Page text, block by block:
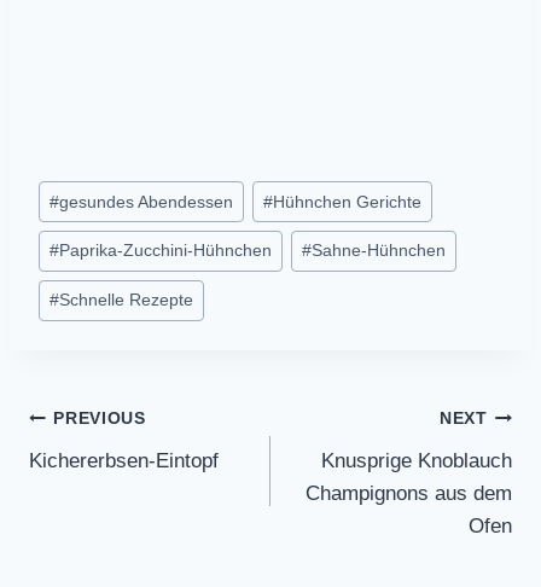
Post
Tags:
#gesundes Abendessen #Hühnchen Gerichte
#Paprika-Zucchini-Hühnchen #Sahne-Hühnchen
#Schnelle Rezepte
Post
navigation
PREVIOUS
Kichererbsen-Eintopf
NEXT
Knusprige Knoblauch
Champignons aus dem
Ofen